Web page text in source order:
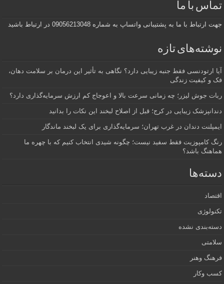
تماس با ما
جهت ارتباط با ما به پشتیبانی واتساپ به شماره 09056213048 در ارتباط باشید
نوشته‌های تازه
آیا ارتودنسی فقط جنبه زیبایی دارد؟ نگاهی به تأثیر این درمان بر سلامت دهان،
فک و کیفیت زندگی
ربات جوش لیزر؛ چه زمانی سرعت بالا و اعوجاج کم ارزش سرمایه‌گذاری دارد؟
دندانپزشک زیبایی در کرج؛ قبل از اصلاح لبخند این نکات را بدانید
ایمپلنت دندان در غرب تهران؛ سرمایه‌گذاری برای یک لبخند ماندگار
رنگ کامپوزیت فقط سفید نیست؛ چگونه شیدی انتخاب کنیم که با چهره ما
هماهنگ باشد؟
دسته‌ها
اقتصاد
تکنولوژی
دسته‌بندی نشده
سلامتی
فرهنگ وهنر
کسب وکار